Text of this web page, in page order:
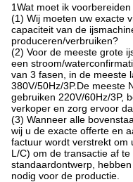
1Wat moet ik
(1) Wij moeten uw exacte
capaciteit van de
produceren/verbruiken?
(2) Voor de meeste grote
een stroom/
van 3 fasen, in de meeste
380V/50Hz/3P.De meeste
gebruiken 220V/60Hz/3P,
verkoper en zorg ervoor
(3) Wanneer alle
wij u de exacte offerte en
factuur wordt verstrekt om
L/C) om de transactie af
standaardontwerp,
nodig voor de productie.